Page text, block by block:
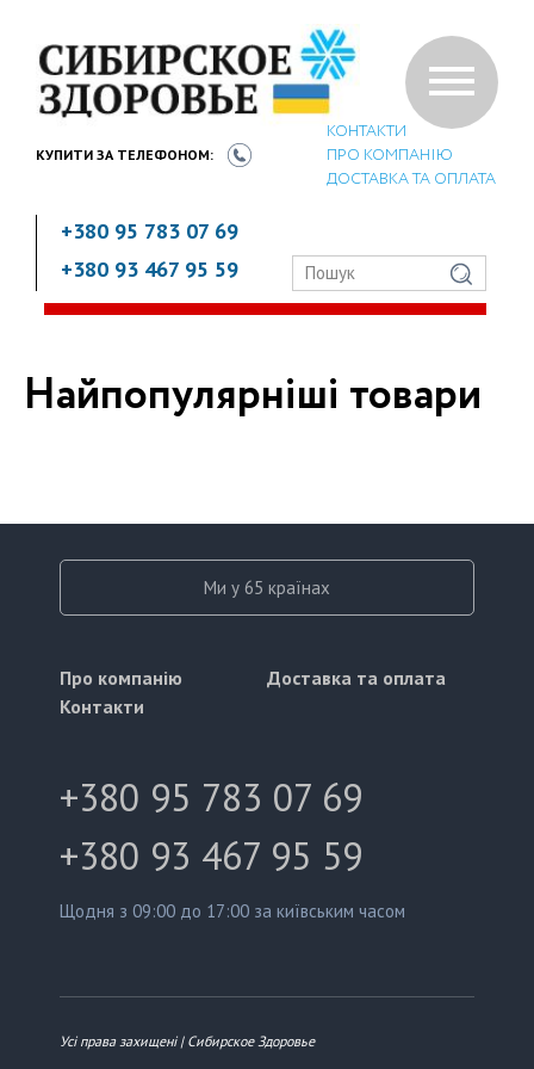
КУПИТИ ЗА ТЕЛЕФОНОМ:
+380 95 783 07 69
+380 93 467 95 59
КОНТАКТИ
ПРО КОМПАНІЮ
ДОСТАВКА ТА ОПЛАТА
Найпопулярніші товари
Ми у 65 країнах
Про компанію
Контакти
Доставка та оплата
+380 95 783 07 69
+380 93 467 95 59
Щодня з 09:00 до 17:00 за київським часом
Усі права захищені | Сибирское Здоровье